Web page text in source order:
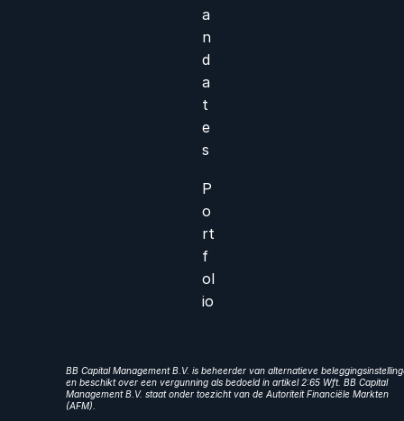
a
n
d
a
t
e
s
P
o
rt
f
ol
io
BB Capital Management B.V. is beheerder van alternatieve
en beschikt over een vergunning als bedoeld in artikel 2:65 Wft. BB Capital
Management B.V. staat onder toezicht van de Autoriteit Financiële Markten
(AFM).